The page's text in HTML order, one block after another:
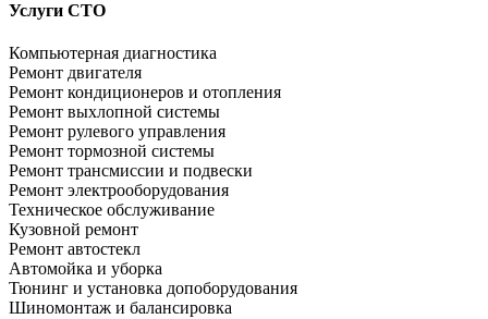
Услуги СТО
Компьютерная диагностика
Ремонт двигателя
Ремонт кондиционеров и отопления
Ремонт выхлопной системы
Ремонт рулевого управления
Ремонт тормозной системы
Ремонт трансмиссии и подвески
Ремонт электрооборудования
Техническое обслуживание
Кузовной ремонт
Ремонт автостекл
Автомойка и уборка
Тюнинг и установка допоборудования
Шиномонтаж и балансировка